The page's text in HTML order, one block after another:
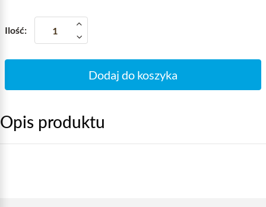
Ilość:
Dodaj do koszyka
Opis produktu